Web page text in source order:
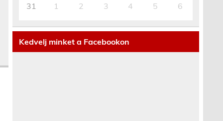
31 1 2 3 4 5 6
Kedvelj minket a Facebookon